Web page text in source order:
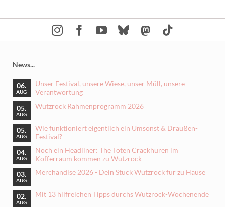
News...
06.
AUG
Unser Festival, unsere Wiese, unser Müll, unsere
Verantwortung
05.
AUG
Wutzrock Rahmenprogramm 2026
05.
AUG
Wie funktioniert eigentlich ein Umsonst & Draußen-
Festival?
04.
AUG
Noch ein Headliner: The Toten Crackhuren im
Kofferraum kommen zu Wutzrock
03.
AUG
Merchandise 2026 - Dein Stück Wutzrock für zu Hause
02.
AUG
Mit 13 hilfreichen Tipps durchs Wutzrock-Wochenende